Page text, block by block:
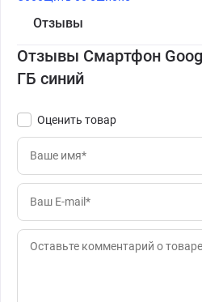
Отзывы
Отзывы Смартфон
ГБ синий
Оценить товар